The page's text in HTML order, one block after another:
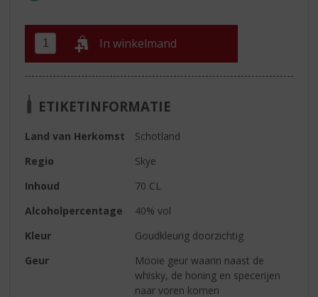
In winkelmand
ETIKETINFORMATIE
Land van Herkomst
Schotland
Regio
Skye
Inhoud
70 CL
Alcoholpercentage
40% vol
Kleur
Goudkleurig doorzichtig
Geur
Mooie geur waarin naast de
whisky, de honing en specerijen
naar voren komen